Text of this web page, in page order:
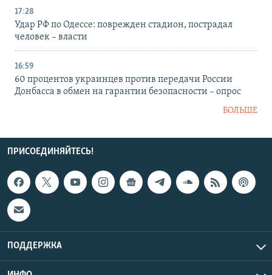
17:28
Удар РФ по Одессе: поврежден стадион, пострадал
человек – власти
16:59
60 процентов украинцев против передачи России
Донбасса в обмен на гарантии безопасности – опрос
БОЛЬШЕ
ПРИСОЕДИНЯЙТЕСЬ!
ПОДДЕРЖКА